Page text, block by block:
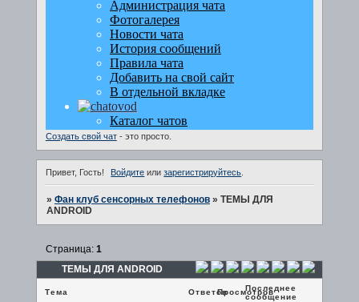
Создать свой чат- это просто.
Привет, Гость! Войдите илизарегистрируйтесь
» Фан клуб сенсорных телефонов » ТЕМЫ ДЛЯ
ANDROID
ТЕМЫ ДЛЯ ANDROID
Страница: 1
Тема ОтветовПросмотров
Последнее
сообщение